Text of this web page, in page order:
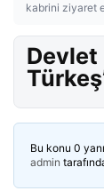
kabrini ziyaret
Devlet
Bu konu 0
admin